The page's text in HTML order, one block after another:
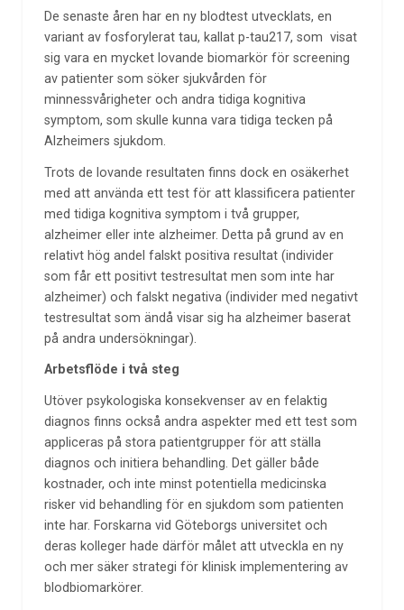
De senaste åren har en ny blodtest utvecklats, en
variant av fosforylerat tau, kallat p-tau217, som visat
sig vara en mycket lovande biomarkör för screening
av patienter som söker sjukvården för
minnessvårigheter och andra tidiga kognitiva
symptom, som skulle kunna vara tidiga tecken på
Alzheimers sjukdom.
Trots de lovande resultaten finns dock en osäkerhet
med att använda ett test för att klassificera patienter
med tidiga kognitiva symptom i två grupper,
alzheimer eller inte alzheimer. Detta på grund av en
relativt hög andel falskt positiva resultat (individer
som får ett positivt testresultat men som inte har
alzheimer) och falskt negativa (individer med negativt
testresultat som ändå visar sig ha alzheimer baserat
på andra undersökningar).
Arbetsflöde i två steg
Utöver psykologiska konsekvenser av en felaktig
diagnos finns också andra aspekter med ett test som
appliceras på stora patientgrupper för att ställa
diagnos och initiera behandling. Det gäller både
kostnader, och inte minst potentiella medicinska
risker vid behandling för en sjukdom som patienten
inte har. Forskarna vid Göteborgs universitet och
deras kolleger hade därför målet att utveckla en ny
och mer säker strategi för klinisk implementering av
blodbiomarkörer.